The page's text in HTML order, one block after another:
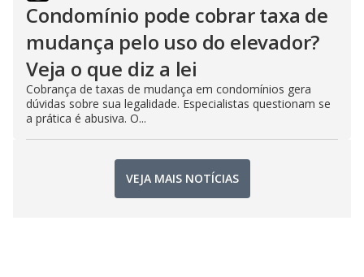
Condomínio pode cobrar taxa de
mudança pelo uso do elevador?
Veja o que diz a lei
Cobrança de taxas de mudança em condomínios gera
dúvidas sobre sua legalidade. Especialistas questionam se
a prática é abusiva. O...
VEJA MAIS NOTÍCIAS